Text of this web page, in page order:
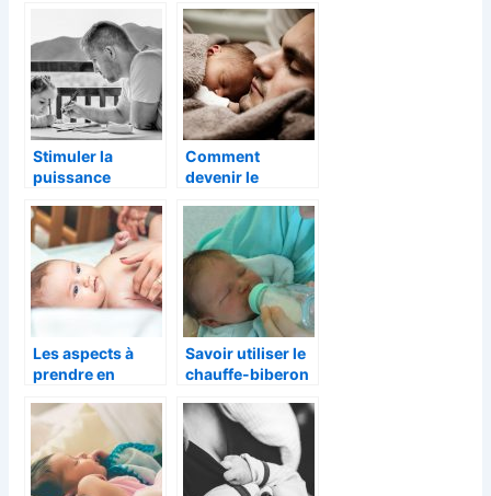
choisir ?
vos obligations
de parents-
employeurs
Stimuler la
puissance
l’activité
physique de
votre enfant
Comment
devenir le
monde?
Les aspects à
prendre en
l’achat d’un lit
bébé
Savoir utiliser le
chauffe-biberon